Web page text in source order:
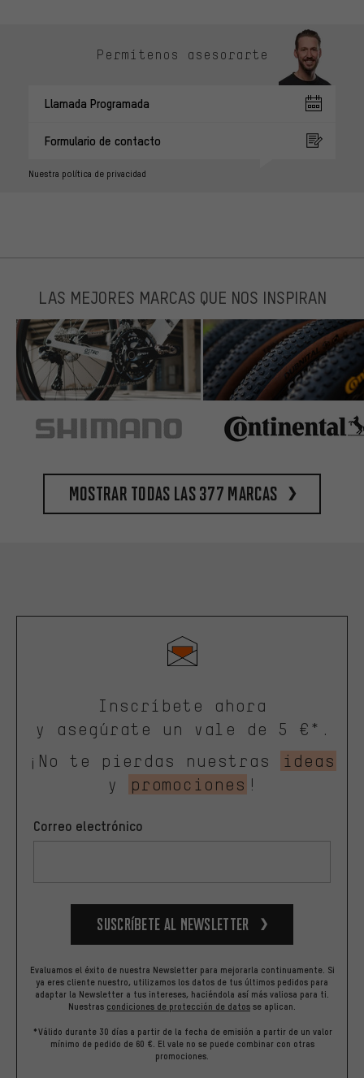
Permítenos asesorarte
Llamada Programada
Formulario de contacto
Nuestra política de privacidad
LAS MEJORES MARCAS QUE NOS INSPIRAN
Mostrar todas las 377 marcas
Inscríbete ahora
y asegúrate un vale de 5 €*.
¡No te pierdas nuestras
ideas
y
promociones !
Correo electrónico
Suscríbete al newsletter
Evaluamos el éxito de nuestra Newsletter para mejorarla continuamente. Si
ya eres cliente nuestro, utilizamos los datos de tus últimos pedidos para
adaptar la Newsletter a tus intereses, haciéndola así más valiosa para ti.
Nuestras condiciones de protección de datos se aplican.
*Válido durante 30 días a partir de la fecha de emisión a partir de un valor
mínimo de pedido de 60 €. El vale no se puede combinar con otras
promociones.